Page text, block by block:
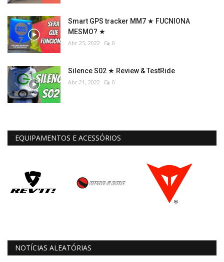
Smart GPS tracker MM7 ★ FUCNIONA
MESMO? ★
Abr 25, 2022 0
Silence S02 ★ Review & TestRide
Abr 21, 2022 0
EQUIPAMENTOS E ACESSÓRIOS
NOTÍCIAS ALEATÓRIAS